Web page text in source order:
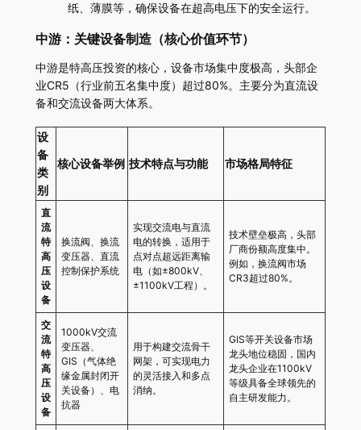
纸、薄膜等，确保设备在超高电压下的安全运行。
中游：关键设备制造（核心价值环节）
中游是特高压投资的核心，设备市场集中度极高，头部企
业CR5（行业前五名集中度）超过80%。主要分为直流设
备和交流设备两大体系。
设
备
类
别
核心设备举例 技术特点与功能 市场格局特征
直
流
特
高
压
设
备
换流阀、换流
变压器、直流
控制保护系统
实现交流电与直流
电的转换，适用于
点对点超远距离输
电（如±800kV、
±1100kV工程）。
技术壁垒极高，头部
厂商份额高度集中。
例如，换流阀市场
CR3超过80%。
交
流
特
高
压
设
备
1000kV交流
变压器、
GIS（气体绝
缘金属封闭开
关设备）、电
抗器
用于构建交流骨干
网架，可实现电力
的灵活接入和多点
消纳。
GIS等开关设备市场
龙头地位稳固，国内
龙头企业在1100kV
等级具备全球领先的
自主研发能力。